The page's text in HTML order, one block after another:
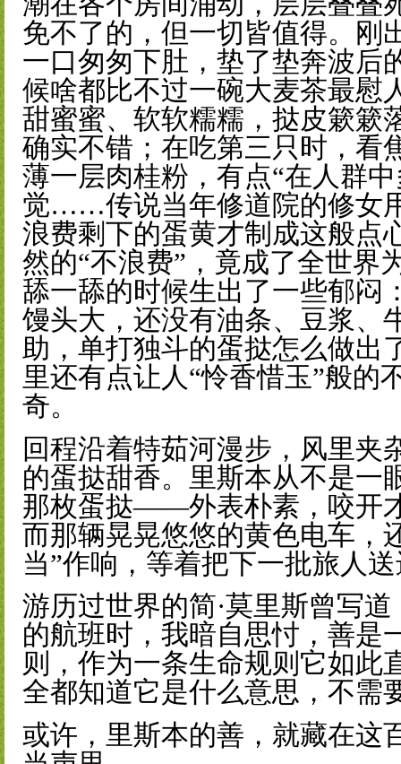
免不了的，但一切皆值得。刚
一口匆匆下肚，垫了垫奔波后
候啥都比不过一碗大麦茶最慰
甜蜜蜜、软软糯糯，挞皮簌簌
确实不错；在吃第三只时，看
薄一层肉桂粉，有点“在人群
觉……传说当年修道院的修女
浪费剩下的蛋黄才制成这般点
然的“不浪费”，竟成了全世界
舔一舔的时候生出了一些郁闷
馒头大，还没有油条、豆浆、
助，单打独斗的蛋挞怎么做出
里还有点让人“怜香惜玉”般的
奇。
回程沿着特茹河漫步，风里夹
的蛋挞甜香。里斯本从不是一
那枚蛋挞——外表朴素，咬开
而那辆晃晃悠悠的黄色电车，
当”作响，等着把下一批旅人
游历过世界的简·莫里斯曾写
的航班时，我暗自思忖，善是
则，作为一条生命规则它如此
全都知道它是什么意思，不需
或许，里斯本的善，就藏在这